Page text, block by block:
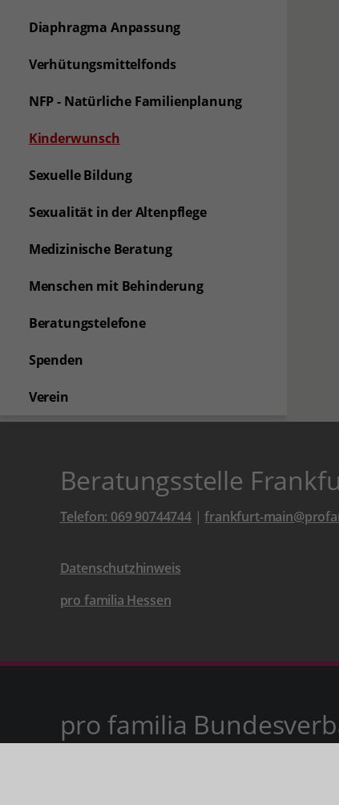
Diaphragma Anpassung
Verhütungsmittelfonds
NFP - Natürliche Familienplanung
Kinderwunsch(aktuelle Seite)
Sexuelle Bildung
Sexualität in der Altenpflege
Medizinische Beratung
Menschen mit Behinderung
Beratungstelefone
Spenden
Verein
Beratungsstelle
Telefon: 069 90744744|frankfurt-
Datenschutzhinweis
pro familia Hessen
pro familia